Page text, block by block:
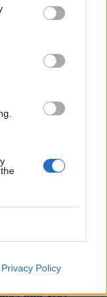
Privacy Policy
οι
ο Γενικός
του α'